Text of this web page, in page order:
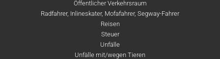
Öffentlicher Verkehrsraum
Radfahrer, Inlineskater, Mofafahrer, Segway-Fahrer
Reisen
Steuer
Unfälle
Unfälle mit/wegen Tieren